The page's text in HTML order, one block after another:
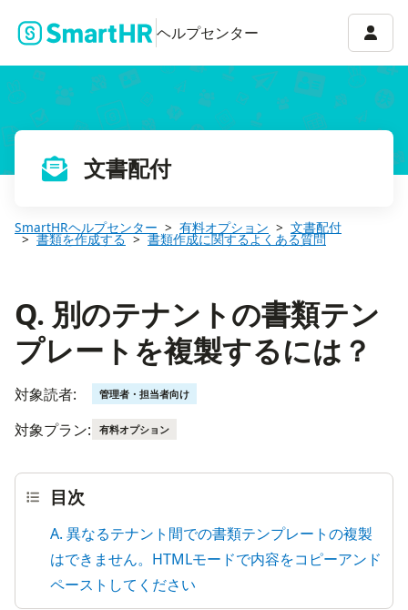
ヘルプセンター アカ
文書配付
SmartHRヘルプセンター 有料オプション 文書配付
書類を作成する 書類作成に関するよくある質問
Q. 別のテナントの書類テン
プレートを複製するには？
対象読者: 管理者・担当者向け
対象プラン: 有料オプション
目次
A. 異なるテナント間での書類テンプレートの複製
はできません。HTMLモードで内容をコピーアンド
ペーストしてください